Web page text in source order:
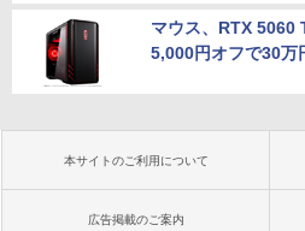
マウス、RTX 5060
5,000円オフで30万
本サイトのご利用について
広告掲載のご案内